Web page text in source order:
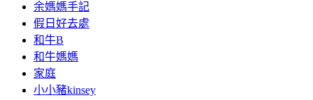
余媽媽手記
假日好去處
和牛B
和牛媽媽
家庭
小小豬kinsey